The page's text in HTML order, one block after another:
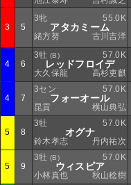
3 5
55.0K
3牝
アタカミーム
緒方努 古川吉洋
4 6
57.0K
3牡 (B)
レッドフロイデ
大久保龍 高杉吏麒
4 7
57.0K
3セン
フォーオール
昆貢 横山典弘
5 8
57.0K
3牡
オグナ
鈴木孝志 丹内祐次
5 9
57.0K
3牡 (B)
ウィスピア
小林真也 秋山稔樹